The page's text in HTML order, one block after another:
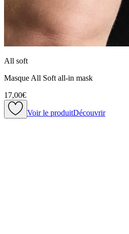
All soft
Masque All Soft all-in mask
17,00€
Voir le produitDécouvrir